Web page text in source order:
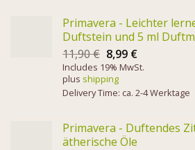
Primavera - Leichter
Duftstein und 5 ml
11,90€ 8,99 €
Includes 19% MwSt.
plus shipping
Delivery Time: ca. 2-4 Werktage
Primavera - Duftendes
ätherische Öle